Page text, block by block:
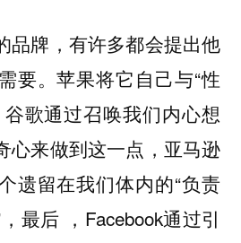
品牌，有许多都会提出他
要。苹果将它自己与“性
歌通过召唤我们内心想
心来做到这一点，亚马逊
遗留在我们体内的“负责
最后 ，Facebook通过引